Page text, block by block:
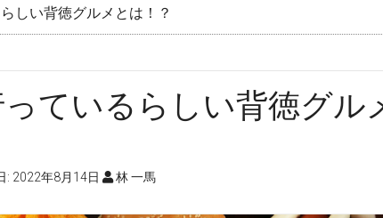
しい背徳グルメとは！？
ているらしい背徳グル
: 2022年8月14日 林 一馬